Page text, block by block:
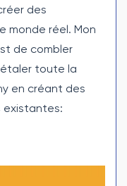
des
monde réel. Mon
de combler
toute la
en créant des
existantes: